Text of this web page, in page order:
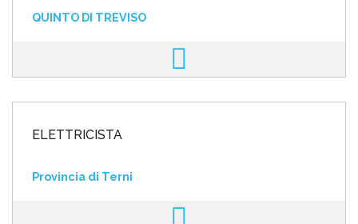
QUINTO DI TREVISO
ELETTRICISTA
Provincia di Terni